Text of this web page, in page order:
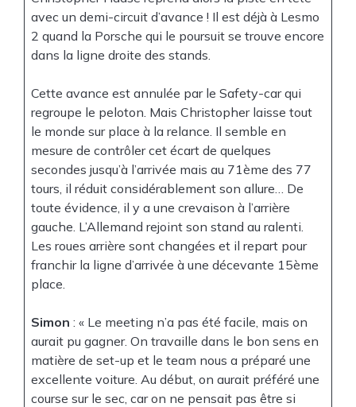
avec un demi-circuit d’avance ! Il est déjà à Lesmo
2 quand la Porsche qui le poursuit se trouve encore
dans la ligne droite des stands.
Cette avance est annulée par le Safety-car qui
regroupe le peloton. Mais Christopher laisse tout
le monde sur place à la relance. Il semble en
mesure de contrôler cet écart de quelques
secondes jusqu’à l’arrivée mais au 71ème des 77
tours, il réduit considérablement son allure… De
toute évidence, il y a une crevaison à l’arrière
gauche. L’Allemand rejoint son stand au ralenti.
Les roues arrière sont changées et il repart pour
franchir la ligne d’arrivée à une décevante 15ème
place.
Simon : « Le meeting n’a pas été facile, mais on
aurait pu gagner. On travaille dans le bon sens en
matière de set-up et le team nous a préparé une
excellente voiture. Au début, on aurait préféré une
course sur le sec, car on ne pensait pas être si